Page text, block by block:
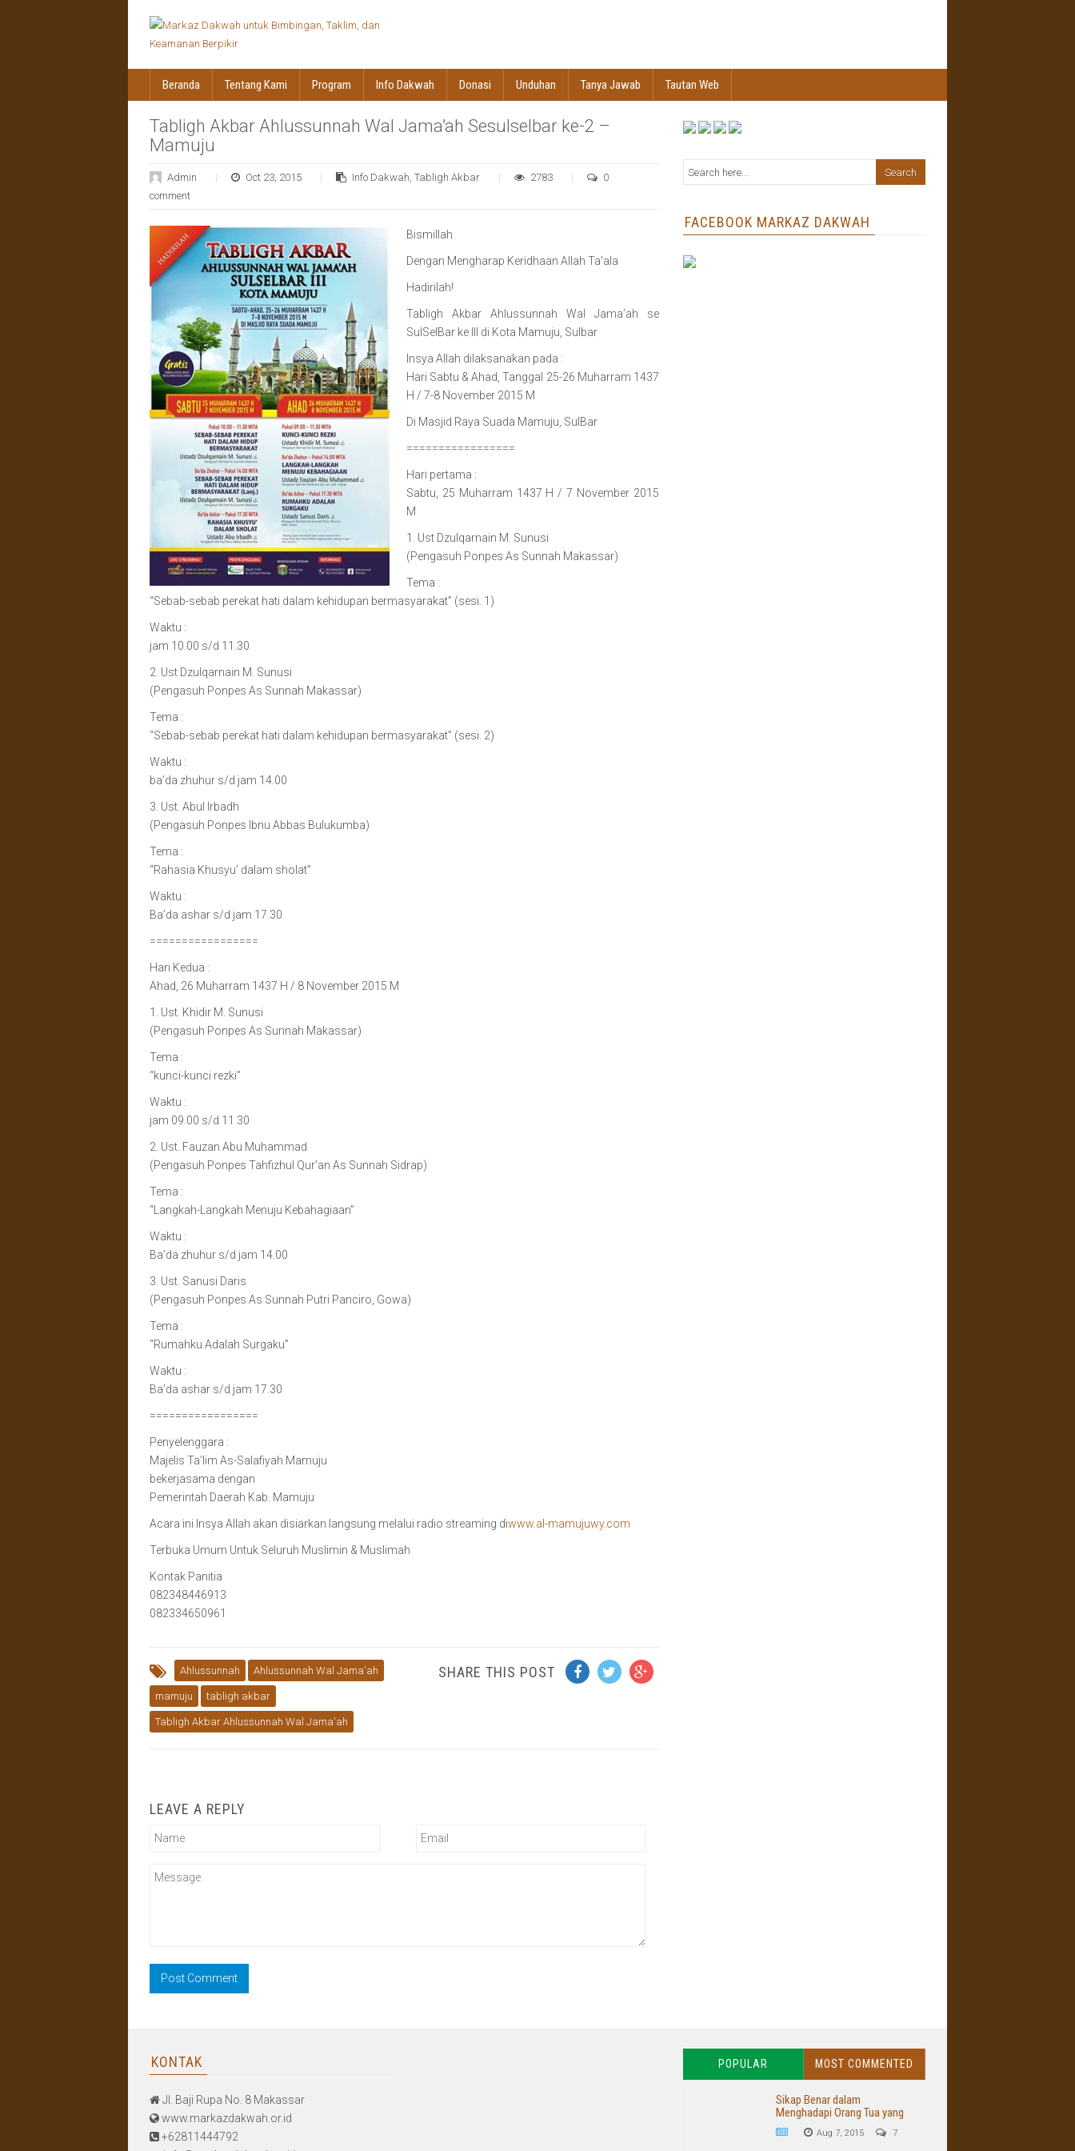
Beranda Tentang Kami Program Info Dakwah Donasi Unduhan Tanya Jawab Tautan Web
Tabligh Akbar Ahlussunnah Wal Jama’ah Sesulselbar ke-2 –
Mamuju
Admin Oct 23, 2015 Info Dakwah, Tabligh Akbar 2783
0
comment
Bismillah
Dengan Mengharap Keridhaan Allah Ta’ala
Hadirilah!
Tabligh Akbar Ahlussunnah Wal Jama’ah se
SulSelBar ke III di Kota Mamuju, Sulbar
Insya Allah dilaksanakan pada :
Hari Sabtu & Ahad, Tanggal 25-26 Muharram 1437
H / 7-8 November 2015 M
Di Masjid Raya Suada Mamuju, SulBar
=================
Hari pertama :
Sabtu, 25 Muharram 1437 H / 7 November 2015
M
1. Ust Dzulqarnain M. Sunusi
(Pengasuh Ponpes As Sunnah Makassar)
Tema :
“Sebab-sebab perekat hati dalam kehidupan bermasyarakat” (sesi. 1)
Waktu :
jam 10.00 s/d 11.30
2. Ust Dzulqarnain M. Sunusi
(Pengasuh Ponpes As Sunnah Makassar)
Tema :
“Sebab-sebab perekat hati dalam kehidupan bermasyarakat” (sesi. 2)
Waktu :
ba’da zhuhur s/d jam 14.00
3. Ust. Abul Irbadh
(Pengasuh Ponpes Ibnu Abbas Bulukumba)
Tema :
“Rahasia Khusyu’ dalam sholat”
Waktu :
Ba’da ashar s/d jam 17.30
=================
Hari Kedua :
Ahad, 26 Muharram 1437 H / 8 November 2015 M
1. Ust. Khidir M. Sunusi
(Pengasuh Ponpes As Sunnah Makassar)
Tema :
“kunci-kunci rezki”
Waktu :
jam 09.00 s/d 11.30
2. Ust. Fauzan Abu Muhammad
(Pengasuh Ponpes Tahfizhul Qur’an As Sunnah Sidrap)
Tema :
“Langkah-Langkah Menuju Kebahagiaan”
Waktu :
Ba’da zhuhur s/d jam 14.00
3. Ust. Sanusi Daris
(Pengasuh Ponpes As Sunnah Putri Panciro, Gowa)
Tema :
“Rumahku Adalah Surgaku”
Waktu :
Ba’da ashar s/d jam 17.30
=================
Penyelenggara :
Majelis Ta’lim As-Salafiyah Mamuju
bekerjasama dengan
Pemerintah Daerah Kab. Mamuju
Acara ini Insya Allah akan disiarkan langsung melalui radio streaming diwww.al-mamujuwy.com
Terbuka Umum Untuk Seluruh Muslimin & Muslimah
Kontak Panitia
082348446913
082334650961
Ahlussunnah Ahlussunnah Wal Jama'ah
mamuju tabligh akbar
Tabligh Akbar Ahlussunnah Wal Jama'ah
SHARE THIS POST
LEAVE A REPLY
FACEBOOK MARKAZ DAKWAH
KONTAK
Jl. Baji Rupa No. 8 Makassar
www.markazdakwah.or.id
+62811444792
POPULAR MOST COMMENTED
Sikap Benar dalam
Menghadapi Orang Tua yang
Buruk dan Kasar
Aug 7, 2015 7